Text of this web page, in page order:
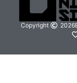
Copyright 2026